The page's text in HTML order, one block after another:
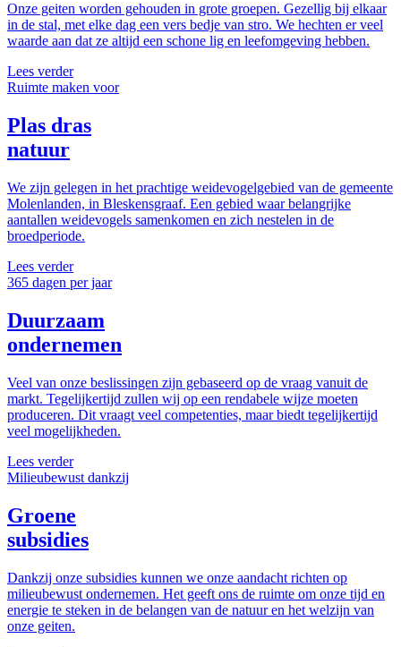
Onze geiten worden gehouden in grote groepen. Gezellig bij elkaar
in de stal, met elke dag een vers bedje van stro. We hechten er veel
waarde aan dat ze altijd een schone lig en leefomgeving hebben.
Lees verder
Ruimte maken voor
Plas dras
natuur
We zijn gelegen in het prachtige weidevogelgebied van de gemeente
Molenlanden, in Bleskensgraaf. Een gebied waar belangrijke
aantallen weidevogels samenkomen en zich nestelen in de
broedperiode.
Lees verder
365 dagen per jaar
Duurzaam
ondernemen
Veel van onze beslissingen zijn gebaseerd op de vraag vanuit de
markt. Tegelijkertijd zullen wij op een rendabele wijze moeten
produceren. Dit vraagt veel competenties, maar biedt tegelijkertijd
veel mogelijkheden.
Lees verder
Milieubewust dankzij
Groene
subsidies
Dankzij onze subsidies kunnen we onze aandacht richten op
milieubewust ondernemen. Het geeft ons de ruimte om onze tijd en
energie te steken in de belangen van de natuur en het welzijn van
onze geiten.